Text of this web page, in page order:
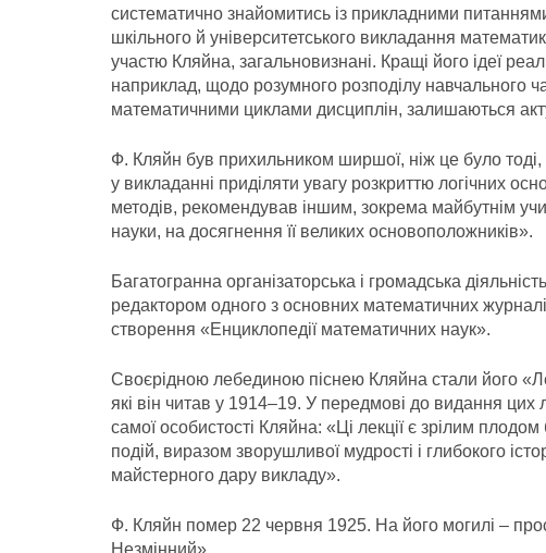
систематично знайомитись із прикладними
шкільного й університетського викладання
участю Кляйна, загальновизнані. Кращі його ідеї
наприклад, щодо розумного розподілу навчального
математичними циклами дисциплін, залишаються
Ф. Кляйн був прихильником ширшої, ніж це було тоді,
у викладанні приділяти увагу розкриттю логічних
методів, рекомендував іншим, зокрема майбутнім
науки, на досягнення її великих основоположників».
Багатогранна організаторська і громадська
редактором одного з основних математичних
створення «Енциклопедії математичних наук».
Своєрідною лебединою піснею Кляйна стали його
які він читав у 1914–19. У передмові до видання цих
самої особистості Кляйна: «Ці лекції є зрілим
подій, виразом зворушливої мудрості і глибокого
майстерного дару викладу».
Ф. Кляйн помер 22 червня 1925. На його могилі –
Незмінний».